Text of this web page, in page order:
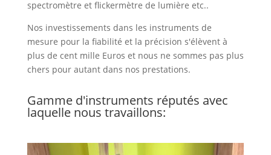
spectromètre et flickermètre de lumière etc..
Nos investissements dans les instruments de
mesure pour la fiabilité et la précision s'élèvent à
plus de cent mille Euros et nous ne sommes pas plus
chers pour autant dans nos prestations.
Gamme d'instruments réputés avec
laquelle nous travaillons: